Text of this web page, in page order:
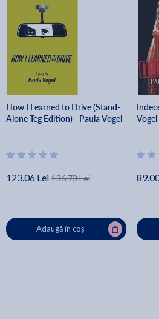
How I Learned to Drive (Stand-
Alone Tcg Edition) - Paula Vogel
123.06 Lei 136.73 Lei
Adaugă în coș
Vogel